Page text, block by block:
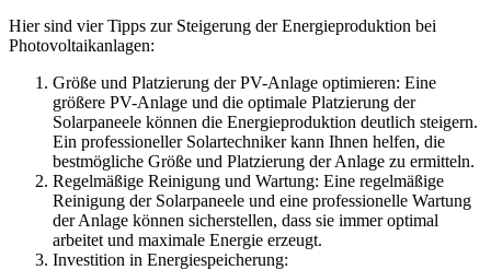
Hier sind vier Tipps zur Steigerung der Energieproduktion bei
Photovoltaikanlagen:
Größe und Platzierung der PV-Anlage optimieren: Eine
größere PV-Anlage und die optimale Platzierung der
Solarpaneele können die Energieproduktion deutlich steigern.
Ein professioneller Solartechniker kann Ihnen helfen, die
bestmögliche Größe und Platzierung der Anlage zu ermitteln.
Regelmäßige Reinigung und Wartung: Eine regelmäßige
Reinigung der Solarpaneele und eine professionelle Wartung
der Anlage können sicherstellen, dass sie immer optimal
arbeitet und maximale Energie erzeugt.
Investition in Energiespeicherung: